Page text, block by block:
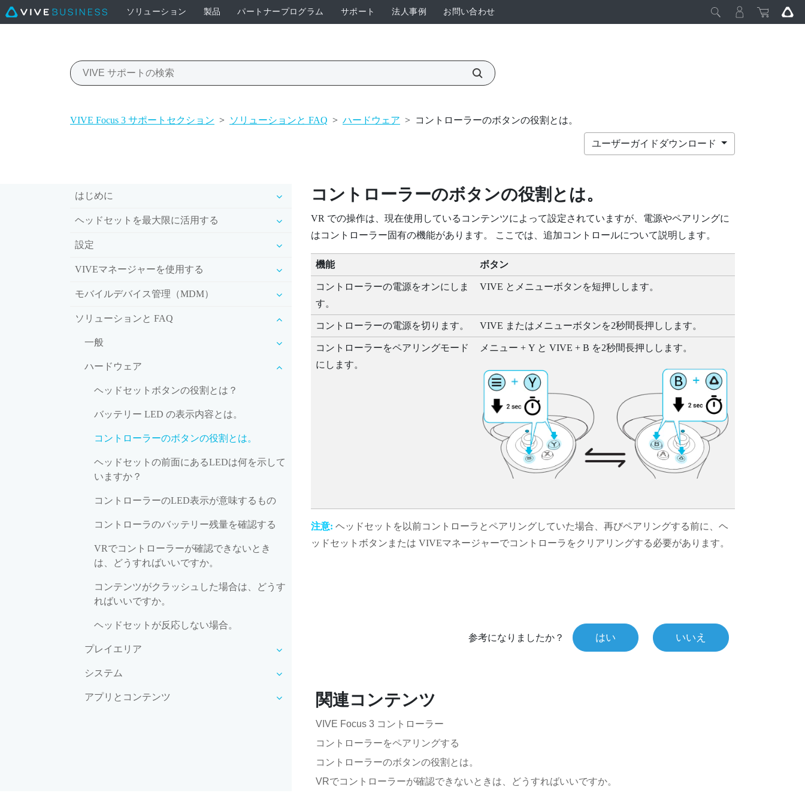
ソリューション 製品 パートナープログラム サポート 法人事例 お問い合わせ
VIVE Focus 3 サポートセクション > ソリューションと FAQ > ハードウェア > コントローラーのボタンの役割とは。
ユーザーガイドダウンロード
はじめに
ヘッドセットを最大限に活用する
設定
VIVEマネージャーを使用する
モバイルデバイス管理（MDM）
ソリューションと FAQ
一般
ハードウェア
ヘッドセットボタンの役割とは？
バッテリー LED の表示内容とは。
コントローラーのボタンの役割とは。
ヘッドセットの前面にあるLEDは何を示して
いますか？
コントローラーのLED表示が意味するもの
コントローラのバッテリー残量を確認する
VRでコントローラーが確認できないとき
は、どうすればいいですか。
コンテンツがクラッシュした場合は、どうす
ればいいですか。
ヘッドセットが反応しない場合。
プレイエリア
システム
アプリとコンテンツ
コントローラーのボタンの役割とは。
VR での操作は、現在使用しているコンテンツによって設定されていますが、電源やペアリングに
はコントローラー固有の機能があります。 ここでは、追加コントロールについて説明します。
機能 ボタン
コントローラーの電源をオンにしま
す。
VIVE と メニューボタンを短押しします。
コントローラーの電源を切ります。 VIVE または メニューボタンを2秒間長押しします。
コントローラーをペアリングモード
にします。
メニュー + Yと VIVE + B を2秒間長押しします。
注意: ヘッドセットを以前コントローラとペアリングしていた場合、再びペアリングする前に、 ヘ
ッドセットボタン または VIVEマネージャーでコントローラをクリアリングする必要があります。
参考になりましたか？ はい いいえ
関連コンテンツ
VIVE Focus 3 コントローラー
コントローラーをペアリングする
コントローラーのボタンの役割とは。
VRでコントローラーが確認できないときは、どうすればいいですか。